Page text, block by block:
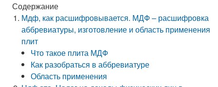
Содержание
Мдф, как расшифровывается. МДФ – расшифровка
аббревиатуры, изготовление и область применения
плит
Что такое плита МДФ
Как разобраться в аббревиатуре
Область применения